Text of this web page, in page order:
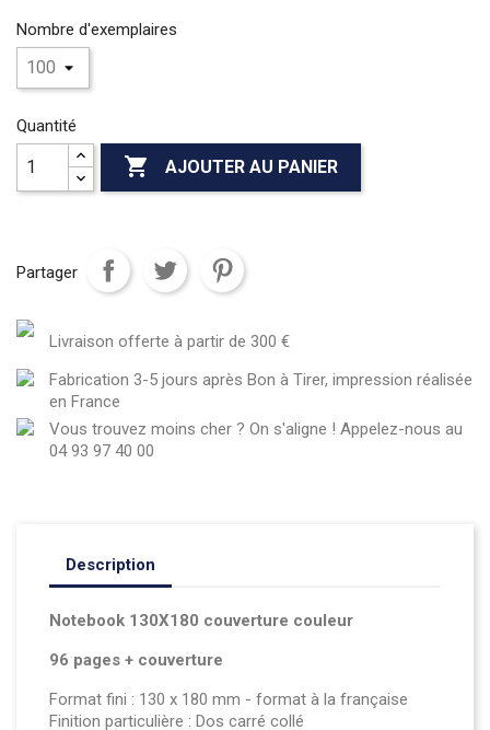
Nombre d'exemplaires
Quantité
 AJOUTER AU PANIER
Partager
Livraison offerte à partir de 300 €
Fabrication 3-5 jours après Bon à Tirer, impression réalisée
en France
Vous trouvez moins cher ? On s'aligne ! Appelez-nous au
04 93 97 40 00
Description
Notebook 130X180 couverture couleur
96 pages + couverture
Format fini : 130 x 180 mm - format à la française
Finition particulière : Dos carré collé